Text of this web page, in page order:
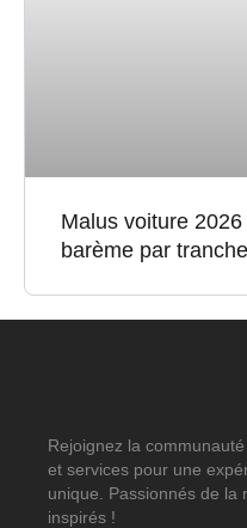
Malus voiture
barème par tranche
Rejoignez la
et services pour une
unique. Passionnés de la
inspirés !